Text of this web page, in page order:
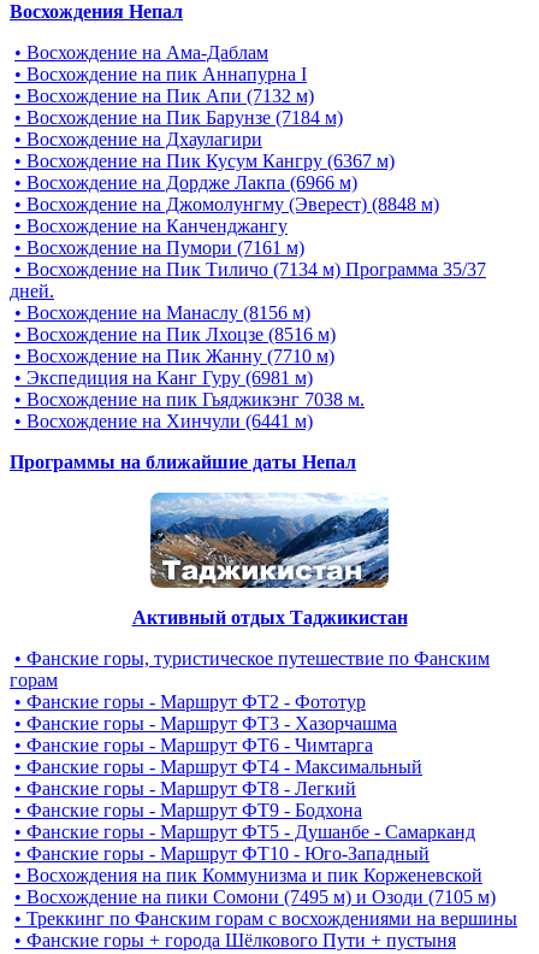
Восхождения Непал
• Восхождение на Ама-Даблам
• Восхождение на пик Аннапурна I
• Восхождение на Пик Апи (7132 м)
• Восхождение на Пик Барунзе (7184 м)
• Восхождение на Дхаулагири
• Восхождение на Пик Кусум Кангру (6367 м)
• Восхождение на Дордже Лакпа (6966 м)
• Восхождение на Джомолунгму (Эверест) (8848 м)
• Восхождение на Канченджангу
• Восхождение на Пумори (7161 м)
• Восхождение на Пик Тиличо (7134 м) Программа 35/37
дней.
• Восхождение на Манаслу (8156 м)
• Восхождение на Пик Лхоцзе (8516 м)
• Восхождение на Пик Жанну (7710 м)
• Экспедиция на Канг Гуру (6981 м)
• Восхождение на пик Гьяджикэнг 7038 м.
• Восхождение на Хинчули (6441 м)
Программы на ближайшие даты Непал
Активный отдых Таджикистан
• Фанские горы, туристическое путешествие по Фанским
горам
• Фанские горы - Маршрут ФТ2 - Фототур
• Фанские горы - Маршрут ФТ3 - Хазорчашма
• Фанские горы - Маршрут ФТ6 - Чимтарга
• Фанские горы - Маршрут ФТ4 - Максимальный
• Фанские горы - Маршрут ФТ8 - Легкий
• Фанские горы - Маршрут ФТ9 - Бодхона
• Фанские горы - Маршрут ФТ5 - Душанбе - Самарканд
• Фанские горы - Маршрут ФТ10 - Юго-Западный
• Восхождения на пик Коммунизма и пик Корженевской
• Восхождение на пики Сомони (7495 м) и Озоди (7105 м)
• Треккинг по Фанским горам c восхождениями на вершины
• Фанские горы + города Шёлкового Пути + пустыня